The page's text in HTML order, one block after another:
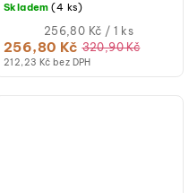
212,23 Kč bez DPH
256,80 Kč 320,90 Kč
Měrná
cena:
256,80 Kč / 1 ks
Skladem (4 ks)
víko + dno + boční stěna...